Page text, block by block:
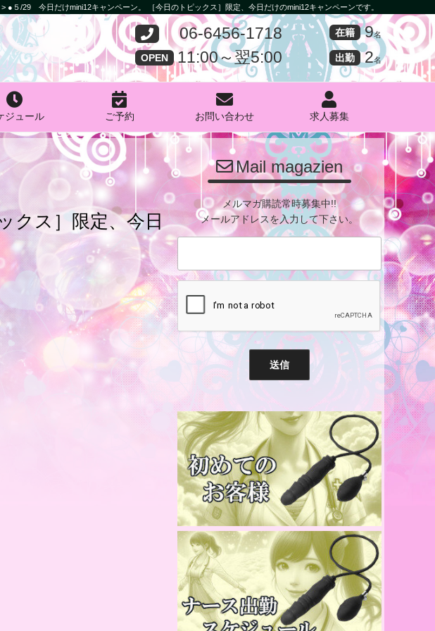
> ●５/29 今日だけmini12キャンペーン。 ［今日のトピックス］限定、今日だけのmini12キャンペーンです。
06-6456-1718
OPEN 11:00～翌5:00
在籍 9名
出勤 2名
ジュール ご予約 お問い合わせ 求人募集
クス］限定、今日
Mail magazien
メルマガ購読常時募集中!!
メールアドレスを入力して下さい。